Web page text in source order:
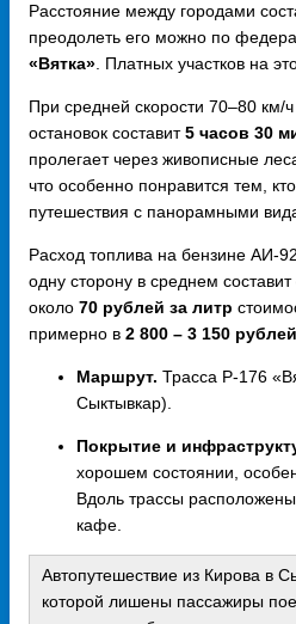
Расстояние между городами
преодолеть его можно по
«Вятка» . Платных участков на
При средней скорости 70–80 км/
остановок составит5 часов 30
пролегает через живописные
что особенно понравится тем,
путешествия с панорамными
Расход топлива на бензине АИ-
одну сторону в среднем составит
около 70 рублей за литр
примерно в 2 800 – 3 150 рублей
Маршрут. Трасса Р-176
Сыктывкар).
Покрытие и
хорошем состоянии,
Вдоль трассы
кафе.
Автопутешествие из Кирова в
которой лишены пассажиры